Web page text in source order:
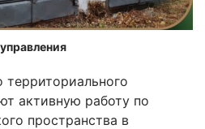
территориального
активную работу по
пространства в